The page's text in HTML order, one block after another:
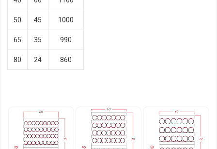
50 45 1000
65 35 990
80 24 860